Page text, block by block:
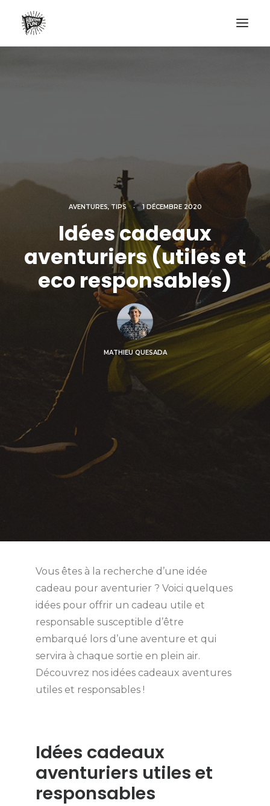
NO PLASTIC LETTER
RECHERCHE
AVENTURES,TIPS • 1 DÉCEMBRE 2020
Idées cadeaux
aventuriers (utiles et
eco responsables)
MATHIEU QUESADA
Vous êtes à la recherche d’une idée
cadeau pour aventurier ? Voici quelques
idées pour offrir un cadeau utile et
responsable susceptible d’être
embarqué lors d’une aventure et qui
servira à chaque sortie en plein air.
Découvrez nos idées cadeaux aventures
utiles et responsables !
Idées cadeaux
aventuriers utiles et
responsables